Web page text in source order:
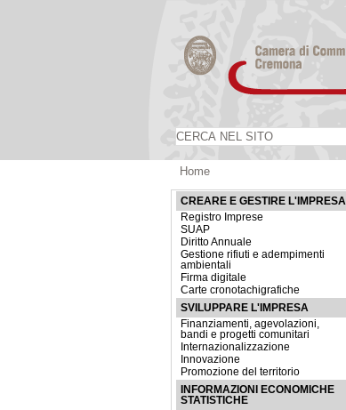
Home
CREARE E GESTIRE L'IMPRESA
Registro Imprese
SUAP
Diritto Annuale
Gestione rifiuti e adempimenti
ambientali
Firma digitale
Carte cronotachigrafiche
SVILUPPARE L'IMPRESA
Finanziamenti, agevolazioni,
bandi e progetti comunitari
Internazionalizzazione
Innovazione
Promozione del territorio
INFORMAZIONI ECONOMICHE
STATISTICHE